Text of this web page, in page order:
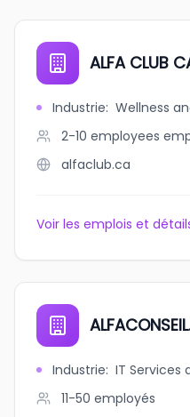
ALFA CLUB
Industrie: Wellness
2-10 employees
alfaclub.ca
Voir les emplois et
Industrie: IT Services
11-50 employés